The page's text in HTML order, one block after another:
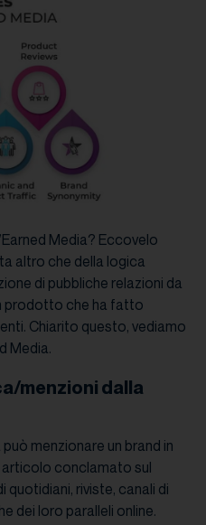
Media? Eccovelo
altro che della logica
di pubbliche relazioni da
prodotto che ha fatto
Chiarito questo, vediamo
Media.
menzioni dalla
menzionare un brand in
articolo conclamato sul
quotidiani, riviste, canali di
dei loro paralleli online.